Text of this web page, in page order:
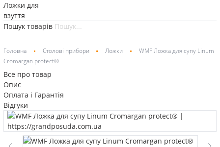
Ложки для
взуття
Пошук товарів
Головна Столові прибори Ложки
WMF Ложка для супу Linum
Cromargan protect®
Все про товар
Опис
Оплата і Гарантія
Відгуки